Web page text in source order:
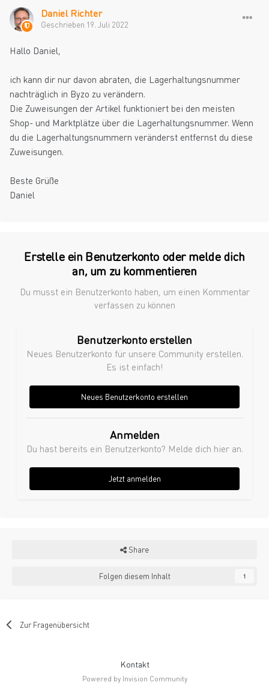
Daniel Richter
Geschrieben 19. Juli 2022
Hallo Daniel,
ich kann dir nur davon abraten, die Lagerhaltungsnummer
nachträglich in Byzo zu verändern.
Die Zuweisungen der Artikel funktioniert bei den meisten
Shop- und Marktplätze über die Lagerhaltungsnummer. Wenn
du die Lagerhaltungsnummern veränderst entfernst du diese
Zuweisungen.
Beste Grüße
Daniel
Erstelle ein Benutzerkonto oder melde dich
an, um zu kommentieren
Du musst ein Benutzerkonto haben, um einen Kommentar
verfassen zu können
Benutzerkonto erstellen
Neues Benutzerkonto für unsere Community erstellen.
Es ist einfach!
Neues Benutzerkonto erstellen
Anmelden
Du hast bereits ein Benutzerkonto? Melde dich hier an.
Jetzt anmelden
Share
Folgen diesem Inhalt 1
Zur Fragenübersicht
Kontakt
Powered by Invision Community